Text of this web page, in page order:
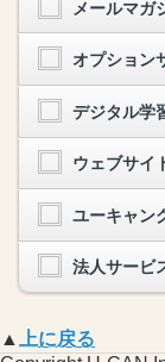
メールマガ
オプション
デジタル学
ウェブサイ
ユーキャン
法人サービ
▲
上に戻る